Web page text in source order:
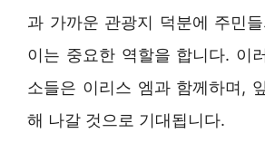
과 가까운 관광지 덕분에 주민
이는 중요한 역할을 합니다. 이
소들은 이리스 엠과 함께하며,
해 나갈 것으로 기대됩니다.